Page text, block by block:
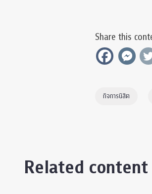
Share this
กิจการนิสิต
Related content